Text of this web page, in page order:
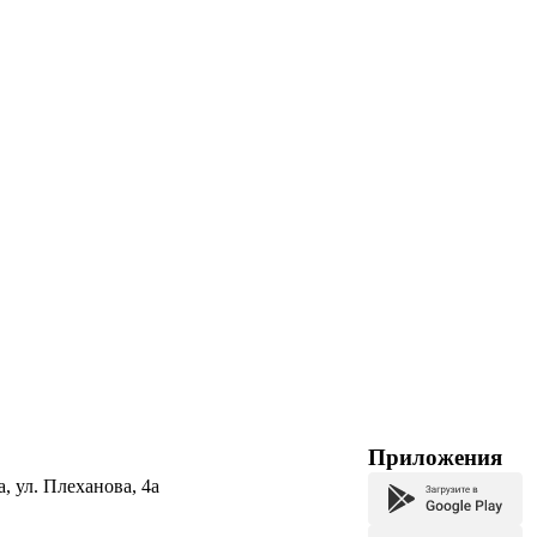
ул. Плеханова, 4а
Приложения